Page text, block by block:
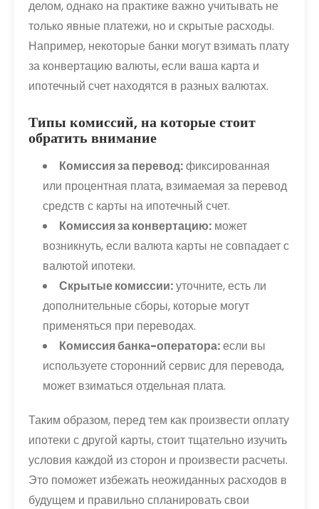
делом, однако на практике важно учитывать не
только явные платежи, но и скрытые расходы.
Например, некоторые банки могут взимать плату
за конвертацию валюты, если ваша карта и
ипотечный счет находятся в разных валютах.
Типы комиссий, на которые стоит
обратить внимание
Комиссия за перевод:фиксированная
или процентная плата, взимаемая за перевод
средств с карты на ипотечный счет.
Комиссия за конвертацию: может
возникнуть, если валюта карты не совпадает с
валютой ипотеки.
Скрытые комиссии:уточните, есть ли
дополнительные сборы, которые могут
применяться при переводах.
Комиссия банка-оператора:если вы
используете сторонний сервис для перевода,
может взиматься отдельная плата.
Таким образом, перед тем как произвести оплату
ипотеки с другой карты, стоит тщательно изучить
условия каждой из сторон и произвести расчеты.
Это поможет избежать неожиданных расходов в
будущем и правильно спланировать свои